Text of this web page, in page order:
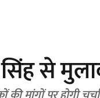
सिंह से